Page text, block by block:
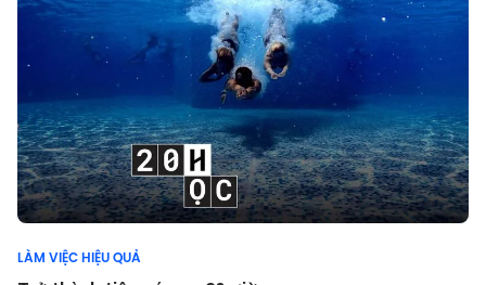
LÀM VIỆC HIỆU QUẢ